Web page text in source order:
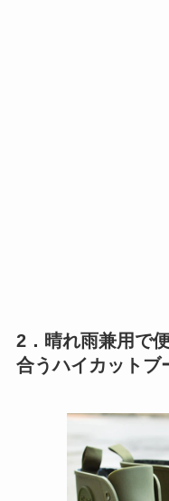
2．晴れ雨兼用で
合うハイカットブ